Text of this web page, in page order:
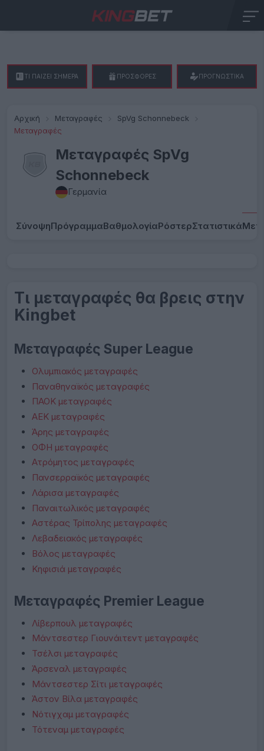
Αρχική Μεταγραφές
SpVg Schonnebeck
Μεταγραφές
Μεταγραφές SpVg
Schonnebeck
Γερμανία
ΣύνοψηΠρόγραμμαΒαθμολογίαΡόστερΣτατιστικά
Τι μεταγραφές θα βρεις στην
Kingbet
Μεταγραφές Super League
Ολυμπιακός μεταγραφές
Παναθηναϊκός μεταγραφές
ΠΑΟΚ μεταγραφές
ΑΕΚ μεταγραφές
Άρης μεταγραφές
ΟΦΗ μεταγραφές
Ατρόμητος μεταγραφές
Πανσερραϊκός μεταγραφές
Λάρισα μεταγραφές
Παναιτωλικός μεταγραφές
Αστέρας Τρίπολης μεταγραφές
Λεβαδειακός μεταγραφές
Βόλος μεταγραφές
Κηφισιά μεταγραφές
Μεταγραφές Premier League
Λίβερπουλ μεταγραφές
Μάντσεστερ Γιουνάιτεντ μεταγραφές
Τσέλσι μεταγραφές
Άρσεναλ μεταγραφές
Μάντσεστερ Σίτι μεταγραφές
Άστον Βίλα μεταγραφές
Νότιγχαμ μεταγραφές
Τότεναμ μεταγραφές
ΤΙ ΠΑΙΖΕΙ ΣΗΜΕΡΑ ΠΡΟΣΦΟΡΕΣ ΠΡΟΓΝΩΣΤΙΚΑ